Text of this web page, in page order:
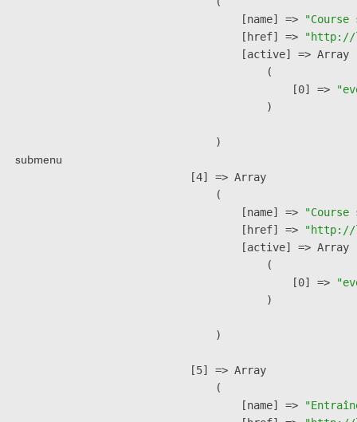
submenu
            [name] =>
            [href] =>
"http://
            [active] => Array
                (
                    [0] =>
                )
        )
    [4] => Array
        (
            [name] =>
            [href] =>
"http://
            [active] => Array
                (
                    [0] =>
                )
        )
    [5] => Array
        (
            [name] =>